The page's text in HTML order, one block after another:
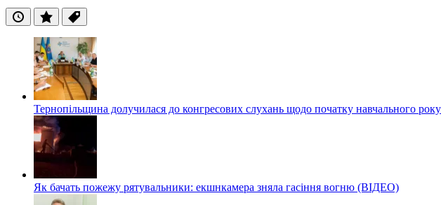
ОстанніПопулярні
Теги
Тернопільщина долучилася до конгресових слухань щодо початку навчального року
Як бачать пожежу рятувальники: екшнкамера зняла гасіння вогню (ВІДЕО)